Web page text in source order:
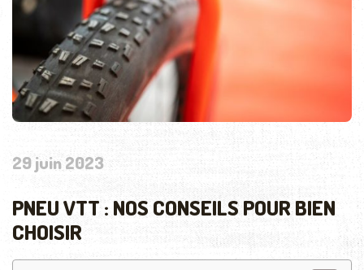
29 juin 2023
PNEU VTT : NOS CONSEILS POUR BIEN
CHOISIR